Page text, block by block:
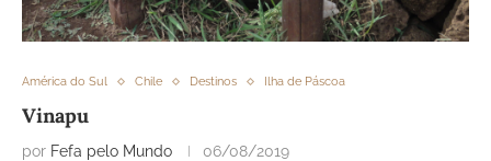
América do Sul Chile Destinos Ilha de Páscoa
Vinapu
por Fefa pelo Mundo 06/08/2019